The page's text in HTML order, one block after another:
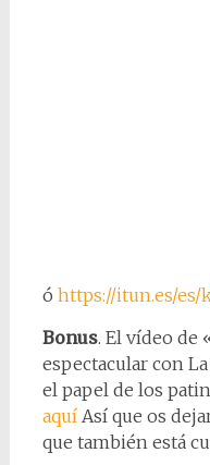
ó https://itun.es/es/
Bonus. El vídeo de
espectacular con
el papel de los
aquíAsí que os
que también está